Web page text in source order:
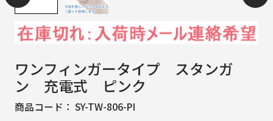
ワンフィンガータイプ スタンガ
ン 充電式 ピンク
商品コード： SY-TW-806-PI